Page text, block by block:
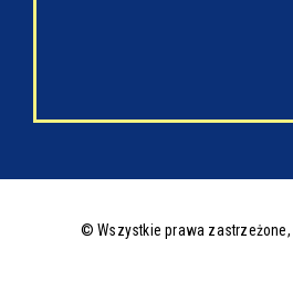
© Wszystkie prawa zastrzeżone,